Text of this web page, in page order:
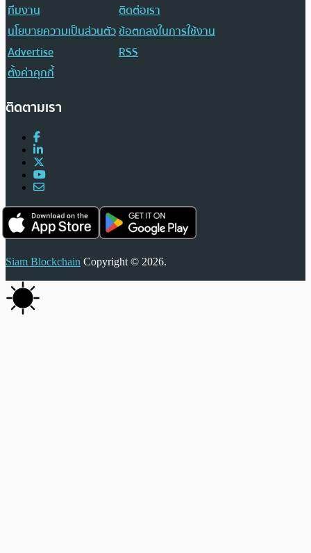
ทีมงาน
ติดต่อเรา
นโยบายความเป็นส่วนตัวข้อตกลงในการใช้งาน
Advertise
RSS
ตั้งค่าคุกกี้
ติดตามเรา
Siam Blockchain Copyright © 2026.